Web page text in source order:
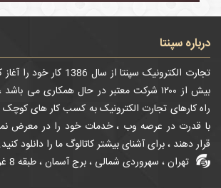
درباره سپنتا
تجارت الکترونیک سپنتا از
بیش از ۱۲۰۰ شرکت معتبر در حال همکاری می
راه کارهای تجارت الکترونیک به کسب کار های کوچک
با قدرت در عرصه وب ، خدمات خود را در معرض
قرار دهند ، برای آشنای بیشتر کاتالوگ ما را دانلود کنید.
تهران ، سهروردی شمالی ، برج آسمان ، طبقه 8 غربی